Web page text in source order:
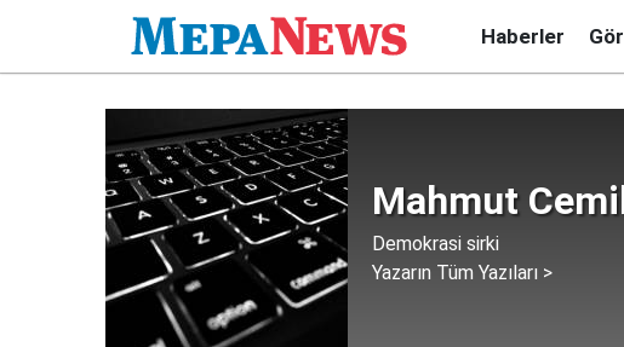
Haberler
Mahmut
Demokrasi sirki
Yazarın Tüm Yazıları >